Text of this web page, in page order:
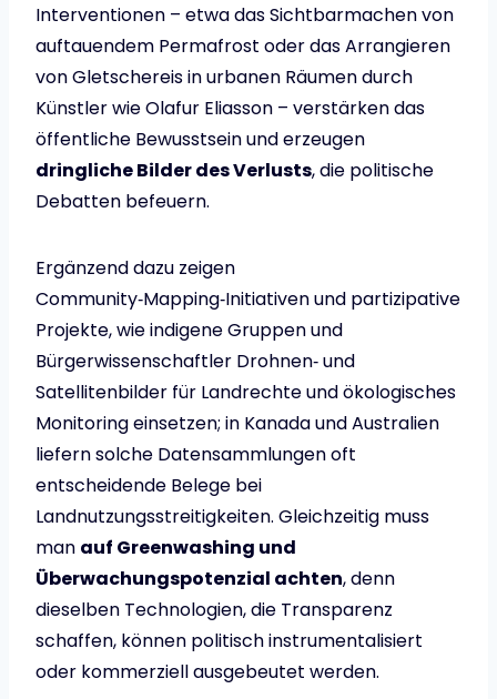
Interventionen – etwa das Sichtbarmachen von
auftauendem Permafrost oder das Arrangieren
von Gletschereis in urbanen Räumen durch
Künstler wie Olafur Eliasson – verstärken das
öffentliche Bewusstsein und erzeugen
dringliche Bilder des Verlusts, die politische
Debatten befeuern.
Ergänzend dazu zeigen
Community‑Mapping‑Initiativen und partizipative
Projekte, wie indigene Gruppen und
Bürgerwissenschaftler Drohnen‑ und
Satellitenbilder für Landrechte und ökologisches
Monitoring einsetzen; in Kanada und Australien
liefern solche Datensammlungen oft
entscheidende Belege bei
Landnutzungsstreitigkeiten. Gleichzeitig muss
man auf Greenwashing und
Überwachungspotenzial achten, denn
dieselben Technologien, die Transparenz
schaffen, können politisch instrumentalisiert
oder kommerziell ausgebeutet werden.